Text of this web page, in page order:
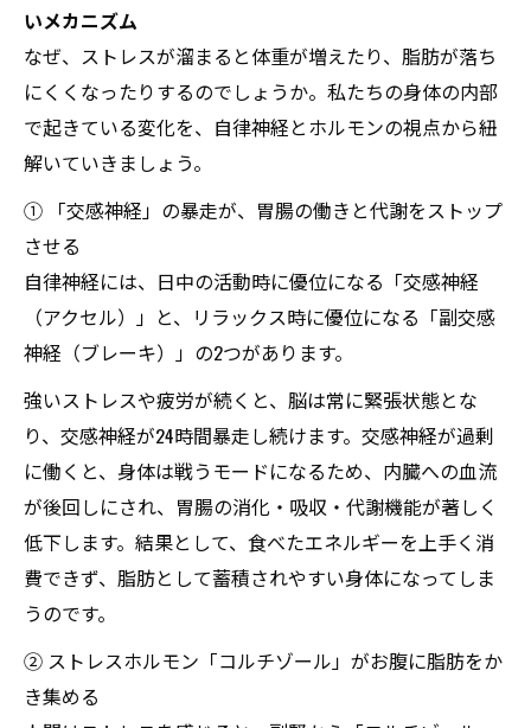
いメカニズム
なぜ、ストレスが溜まると体重が増えたり、脂肪が落ち
にくくなったりするのでしょうか。私たちの身体の内部
で起きている変化を、自律神経とホルモンの視点から紐
解いていきましょう。
① 「交感神経」の暴走が、胃腸の働きと代謝をストップ
させる
自律神経には、日中の活動時に優位になる「交感神経
（アクセル）」と、リラックス時に優位になる「副交感
神経（ブレーキ）」の2つがあります。
強いストレスや疲労が続くと、脳は常に緊張状態とな
り、交感神経が24時間暴走し続けます。交感神経が過剰
に働くと、身体は戦うモードになるため、内臓への血流
が後回しにされ、胃腸の消化・吸収・代謝機能が著しく
低下します。結果として、食べたエネルギーを上手く消
費できず、脂肪として蓄積されやすい身体になってしま
うのです。
② ストレスホルモン「コルチゾール」がお腹に脂肪をか
き集める